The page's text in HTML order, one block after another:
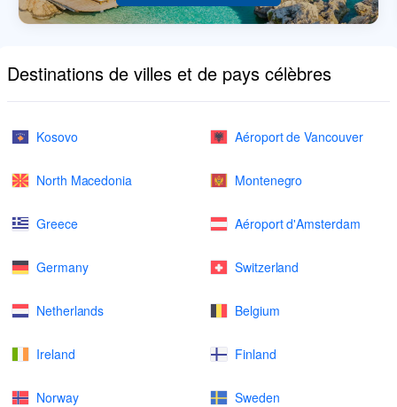
Destinations de villes et de pays célèbres
Kosovo Aéroport de Vancouver
North Macedonia Montenegro
Greece Aéroport d'Amsterdam
Germany Switzerland
Netherlands Belgium
Ireland Finland
Norway Sweden